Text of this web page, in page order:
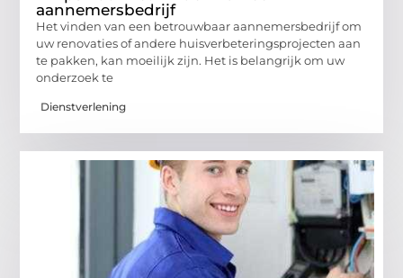
aannemersbedrijf
Het vinden van een betrouwbaar aannemersbedrijf om
uw renovaties of andere huisverbeteringsprojecten aan
te pakken, kan moeilijk zijn. Het is belangrijk om uw
onderzoek te
Dienstverlening